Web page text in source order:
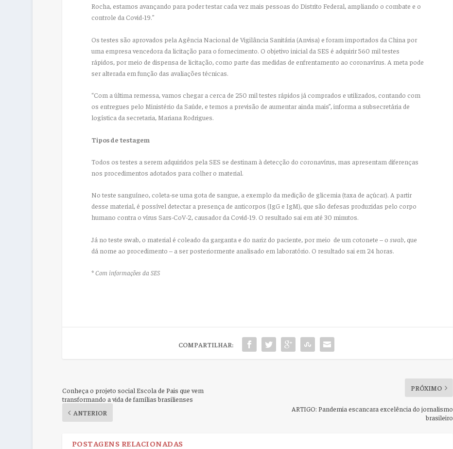
Rocha, estamos avançando para poder testar cada vez mais pessoas do Distrito Federal, ampliando o combate e o
controle da Covid-19.”
Os testes são aprovados pela Agência Nacional de Vigilância Sanitária (Anvisa) e foram importados da China por
uma empresa vencedora da licitação para o fornecimento. O objetivo inicial da SES é adquirir 560 mil testes
rápidos, por meio de dispensa de licitação, como parte das medidas de enfrentamento ao coronavírus. A meta pode
ser alterada em função das avaliações técnicas.
“Com a última remessa, vamos chegar a cerca de 250 mil testes rápidos já comprados e utilizados, contando com
os entregues pelo Ministério da Saúde, e temos a previsão de aumentar ainda mais”, informa a subsecretária de
logística da secretaria, Mariana Rodrigues.
Tipos de testagem
Todos os testes a serem adquiridos pela SES se destinam à detecção do coronavírus, mas apresentam diferenças
nos procedimentos adotados para colher o material.
No teste sanguíneo, coleta-se uma gota de sangue, a exemplo da medição de glicemia (taxa de açúcar). A partir
desse material, é possível detectar a presença de anticorpos (IgG e IgM), que são defesas produzidas pelo corpo
humano contra o vírus Sars-CoV-2, causador da Covid-19. O resultado sai em até 30 minutos.
Já no teste swab, o material é coleado da garganta e do nariz do paciente, por meio de um cotonete – o swab, que
dá nome ao procedimento – a ser posteriormente analisado em laboratório. O resultado sai em 24 horas.
*Com informações da SES
COMPARTILHAR:
Conheça o projeto social Escola de Pais que vem
transformando a vida de famílias brasilienses
ANTERIOR
PRÓXIMO
ARTIGO: Pandemia escancara excelência do jornalismo
brasileiro
POSTAGENS RELACIONADAS